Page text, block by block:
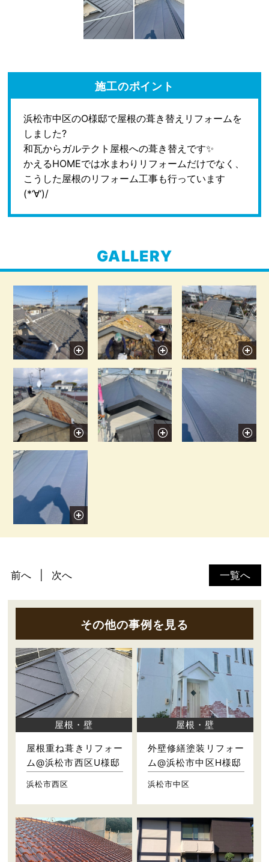
施工のポイント
浜松市中区のO様邸で屋根の葺き替えリフォームを
しました?
和瓦からガルテクト屋根への葺き替えです✨
かえるHOMEでは水まわりリフォームだけでなく、
こうした屋根のリフォーム工事も行っています
(*‘∀‘)/
GALLERY
一覧へ
前へ 次へ
その他の事例を見る
屋根・壁
屋根重ね葺きリフォー
ム@浜松市西区U様邸
浜松市西区
屋根・壁
外壁修繕塗装リフォー
ム@浜松市中区H様邸
浜松市中区